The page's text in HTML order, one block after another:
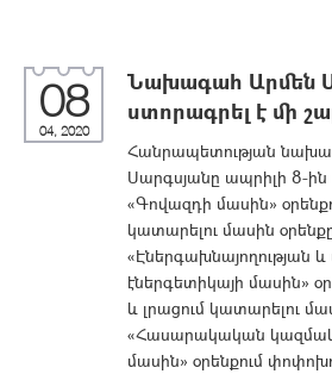
08
04, 2020
Նախագահ Արմեն
ստորագրել է մի
Հանրապետության
Սարգսյանը ապրիլի 8-ին
«Գովազդի մասին»
կատարելու մասին
«Էներգախնայողության
էներգետիկայի մասին»
և լրացում կատարելու
«Հասարակական
մասին» օրենքում